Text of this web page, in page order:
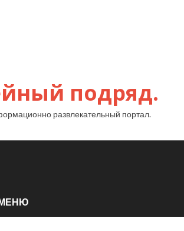
подряд.
развлекательный портал.